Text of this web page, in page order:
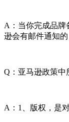
A：当你完成品牌
逊会有邮件通知的
Q：亚马逊政策中
A：1、版权，是